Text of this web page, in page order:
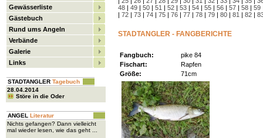
Gewässerliste
Gästebuch
Rund ums Angeln
Verbände
Galerie
Links
STADTANGLER Tagebuch
28.04.2014
Störe in die Oder
ANGEL Literatur
Nichts gefangen? Dann vielleicht
mal wieder lesen, wie das geht ...
48 | 49 | 50 | 51 | 52 | 53 | 54 | 55 | 56 | 57 | 58 | 59
| 72 | 73 | 74 | 75 | 76 | 77 | 78 | 79 | 80 | 81 | 82 |
STADTANGLER - FANGBERICHTE
Fangbuch:
pike 84
Fischart:
Rapfen
Größe:
71cm